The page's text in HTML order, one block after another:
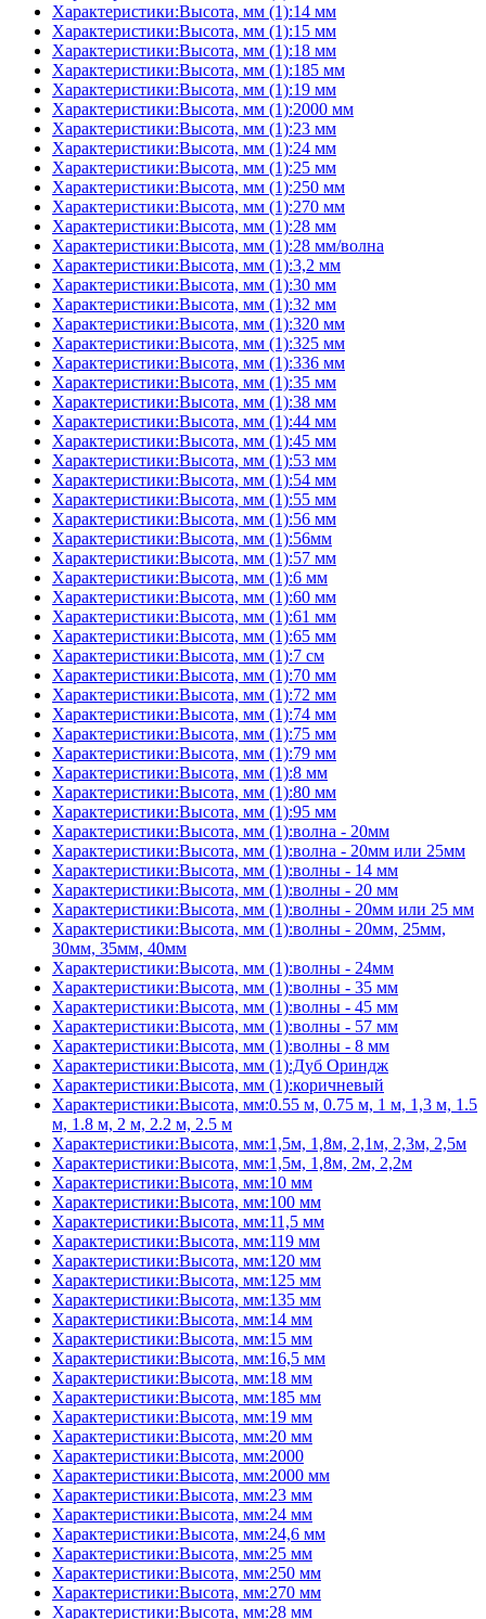
Характеристики:Высота, мм (1):14 мм
Характеристики:Высота, мм (1):15 мм
Характеристики:Высота, мм (1):18 мм
Характеристики:Высота, мм (1):185 мм
Характеристики:Высота, мм (1):19 мм
Характеристики:Высота, мм (1):2000 мм
Характеристики:Высота, мм (1):23 мм
Характеристики:Высота, мм (1):24 мм
Характеристики:Высота, мм (1):25 мм
Характеристики:Высота, мм (1):250 мм
Характеристики:Высота, мм (1):270 мм
Характеристики:Высота, мм (1):28 мм
Характеристики:Высота, мм (1):28 мм/волна
Характеристики:Высота, мм (1):3,2 мм
Характеристики:Высота, мм (1):30 мм
Характеристики:Высота, мм (1):32 мм
Характеристики:Высота, мм (1):320 мм
Характеристики:Высота, мм (1):325 мм
Характеристики:Высота, мм (1):336 мм
Характеристики:Высота, мм (1):35 мм
Характеристики:Высота, мм (1):38 мм
Характеристики:Высота, мм (1):44 мм
Характеристики:Высота, мм (1):45 мм
Характеристики:Высота, мм (1):53 мм
Характеристики:Высота, мм (1):54 мм
Характеристики:Высота, мм (1):55 мм
Характеристики:Высота, мм (1):56 мм
Характеристики:Высота, мм (1):56мм
Характеристики:Высота, мм (1):57 мм
Характеристики:Высота, мм (1):6 мм
Характеристики:Высота, мм (1):60 мм
Характеристики:Высота, мм (1):61 мм
Характеристики:Высота, мм (1):65 мм
Характеристики:Высота, мм (1):7 см
Характеристики:Высота, мм (1):70 мм
Характеристики:Высота, мм (1):72 мм
Характеристики:Высота, мм (1):74 мм
Характеристики:Высота, мм (1):75 мм
Характеристики:Высота, мм (1):79 мм
Характеристики:Высота, мм (1):8 мм
Характеристики:Высота, мм (1):80 мм
Характеристики:Высота, мм (1):95 мм
Характеристики:Высота, мм (1):волна - 20мм
Характеристики:Высота, мм (1):волна - 20мм или 25мм
Характеристики:Высота, мм (1):волны - 14 мм
Характеристики:Высота, мм (1):волны - 20 мм
Характеристики:Высота, мм (1):волны - 20мм или 25 мм
Характеристики:Высота, мм (1):волны - 20мм, 25мм,
30мм, 35мм, 40мм
Характеристики:Высота, мм (1):волны - 24мм
Характеристики:Высота, мм (1):волны - 35 мм
Характеристики:Высота, мм (1):волны - 45 мм
Характеристики:Высота, мм (1):волны - 57 мм
Характеристики:Высота, мм (1):волны - 8 мм
Характеристики:Высота, мм (1):Дуб Ориндж
Характеристики:Высота, мм (1):коричневый
Характеристики:Высота, мм:0.55 м, 0.75 м, 1 м, 1,3 м, 1.5
м, 1.8 м, 2 м, 2.2 м, 2.5 м
Характеристики:Высота, мм:1,5м, 1,8м, 2,1м, 2,3м, 2,5м
Характеристики:Высота, мм:1,5м, 1,8м, 2м, 2,2м
Характеристики:Высота, мм:10 мм
Характеристики:Высота, мм:100 мм
Характеристики:Высота, мм:11,5 мм
Характеристики:Высота, мм:119 мм
Характеристики:Высота, мм:120 мм
Характеристики:Высота, мм:125 мм
Характеристики:Высота, мм:135 мм
Характеристики:Высота, мм:14 мм
Характеристики:Высота, мм:15 мм
Характеристики:Высота, мм:16,5 мм
Характеристики:Высота, мм:18 мм
Характеристики:Высота, мм:185 мм
Характеристики:Высота, мм:19 мм
Характеристики:Высота, мм:20 мм
Характеристики:Высота, мм:2000
Характеристики:Высота, мм:2000 мм
Характеристики:Высота, мм:23 мм
Характеристики:Высота, мм:24 мм
Характеристики:Высота, мм:24,6 мм
Характеристики:Высота, мм:25 мм
Характеристики:Высота, мм:250 мм
Характеристики:Высота, мм:270 мм
Характеристики:Высота, мм:28 мм